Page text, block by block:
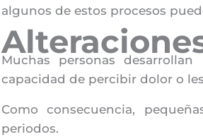
algunos de estos procesos
Muchas personas
capacidad de percibir dolor o
Como consecuencia,
periodos.